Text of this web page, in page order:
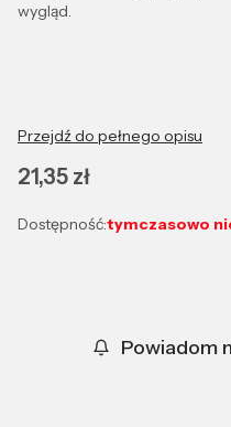
wygląd.
Przejdź do pełnego opisu
Cena
21,35 zł
Dostępność:tymczasowo
Powiadom